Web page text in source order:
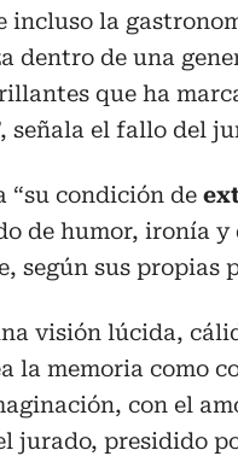
incluso la
dentro de una
que ha
señala el fallo del
“su condición de
de humor, ironía
según sus propias
visión lúcida,
la memoria como
con el
jurado, presidido